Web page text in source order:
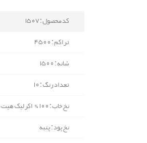
کد محصول : 1507
تراکم : 4500
شانه : 1500
تعداد رنگ : 10
نخ خاب : 100% اکرلیک هیت ست
نخ پود : پنبه